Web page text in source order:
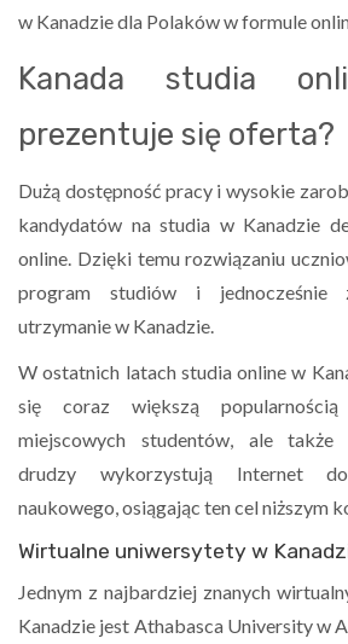
w Kanadzie dla Polaków w formule
Kanada studia
prezentuje się oferta?
Dużą dostępność pracy i wysokie
kandydatów na studia w Kanadzie
online. Dzięki temu rozwiązaniu
program studiów i jednocześnie
utrzymanie w Kanadzie.
W ostatnich latach studia online w
się coraz większą
miejscowych studentów, ale także
drudzy wykorzystują Internet
naukowego, osiągając ten cel niższym
Wirtualne uniwersytety w
Jednym z najbardziej znanych
Kanadzie jest Athabasca University w